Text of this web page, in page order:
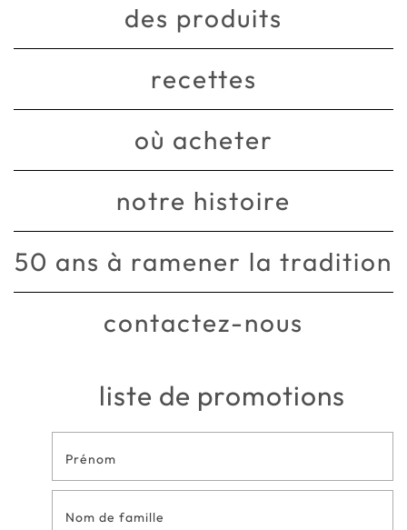
des produits
recettes
où acheter
notre histoire
50 ans à ramener la tradition
contactez-nous
liste de promotions
Formulaire
de contact
en bas de